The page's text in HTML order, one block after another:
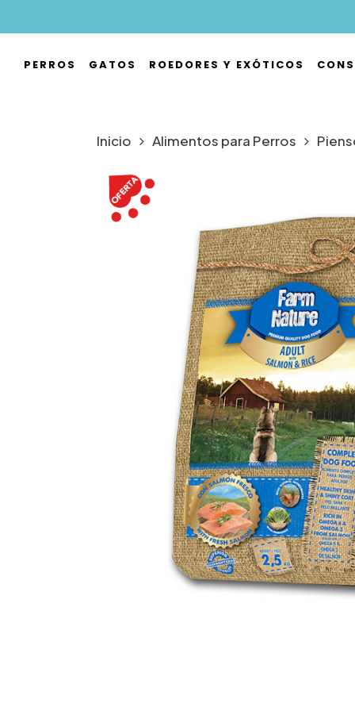
to
mainPERROS GATOS ROEDORES Y EXÓTICOS
Inicio Alimentos para Perros